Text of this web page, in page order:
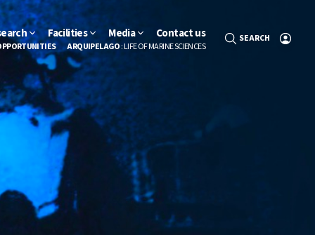
Facilities Media Contact us
ARQUIPELAGO: LIFE OF MARINE SCIENCES
SEARCH